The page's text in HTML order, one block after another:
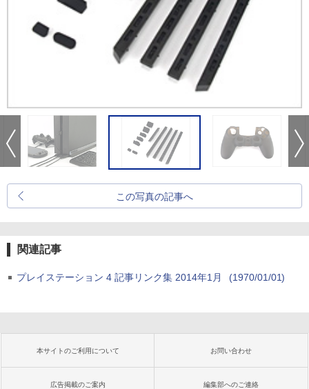
この写真の記事へ
関連記事
プレイステーション 4 記事リンク集 2014年1月 (1970/01/01)
本サイトのご利用について お問い合わせ
広告掲載のご案内 編集部へのご連絡